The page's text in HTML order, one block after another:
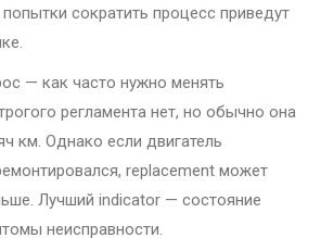
сократить процесс приведут
— как часто нужно менять
регламента нет, но обычно она
км. Однако если двигатель
replacement может
Лучший indicator — состояние
неисправности.